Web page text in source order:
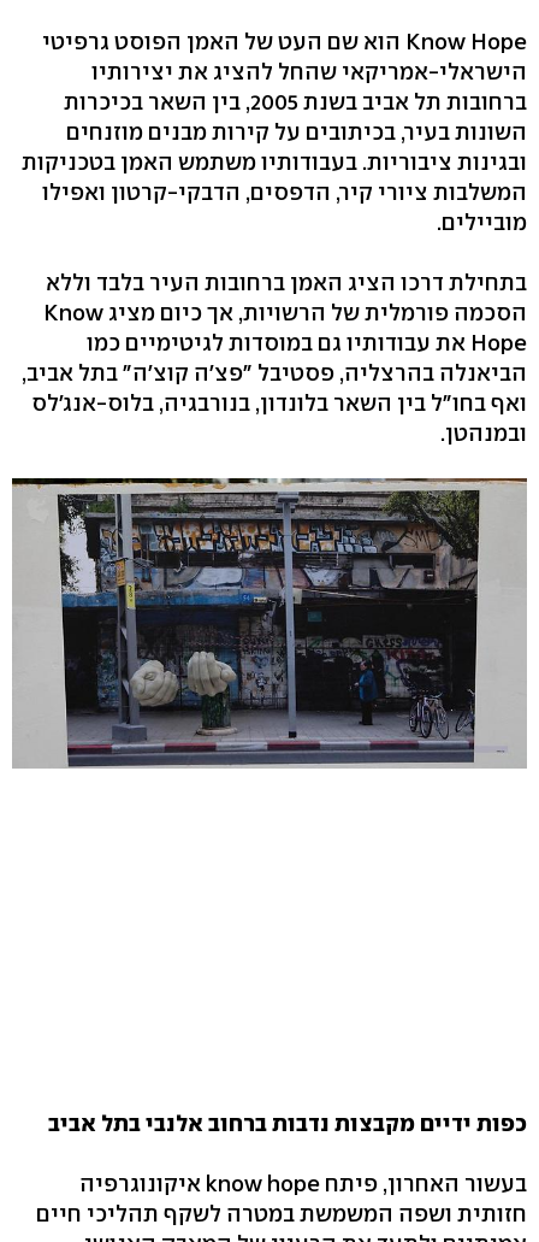
Know Hope הוא שם העט של האמן הפוסט גרפיטי
הישראלי-אמריקאי שהחל להציג את יצירותיו
ברחובות תל אביב בשנת 2005,‏ בין השאר בכיכרות
השונות בעיר, בכיתובים על קירות מבנים מוזנחים
ובגינות ציבוריות. בעבודותיו משתמש האמן בטכניקות
המשלבות ציורי קיר, הדפסים, הדבקי-קרטון ואפילו
מוביילים.
בתחילת דרכו הציג האמן ברחובות העיר בלבד וללא
הסכמה פורמלית של הרשויות, אך כיום מציג Know
Hope את עבודותיו גם במוסדות לגיטימיים כמו
הביאנלה בהרצליה, פסטיבל "פצ'ה קוצ'ה" בתל אביב,
ואף בחו"ל בין השאר בלונדון, בנורבגיה, בלוס-אנג'לס
ובמנהטן.
כפות ידיים מקבצות נדבות ברחוב אלנבי בתל אביב
בעשור האחרון, פיתח know hope איקונוגרפיה
חזותית ושפה המשמשת במטרה לשקף תהליכי חיים